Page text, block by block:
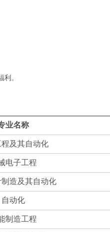
。
业名称
及其自动化
电子工程
造及其自动化
自动化
制造工程